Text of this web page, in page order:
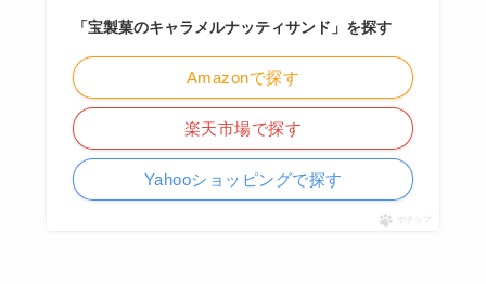
「宝製菓のキャラメルナッティサンド」を探す
Amazonで探す
楽天市場で探す
Yahooショッピングで探す
ポチップ